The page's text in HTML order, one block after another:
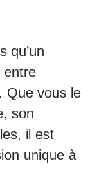
qu’un
entre
Que vous le
son
il est
unique à